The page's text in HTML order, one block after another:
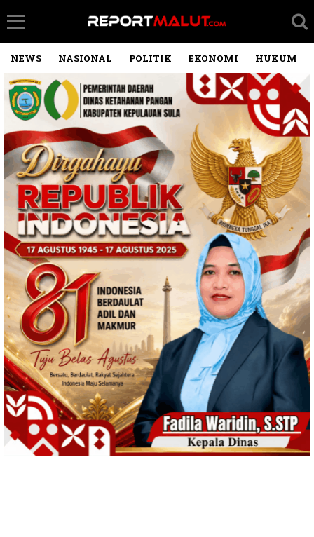
NEWS NASIONAL POLITIK EKONOMI HUKUM